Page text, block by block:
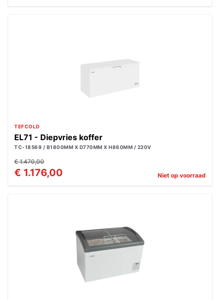
TEFCOLD
EL71 - Diepvries koffer
TC-18569 / B1800MM X D770MM X H860MM / 220V
€ 1.470,00
€ 1.176,00 Niet op voorraad